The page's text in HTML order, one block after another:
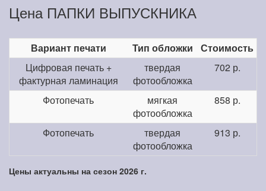
Цена ПАПКИ ВЫПУСКНИКА
Вариант печати Тип обложки
Стоимость
Цифровая печать +
фактурная ламинация
твердая
фотообложка
702 р.
Фотопечать
мягкая
фотообложка
858 р.
Фотопечать
твердая
фотообложка
913 р.
Цены актуальны на сезон 2026 г.